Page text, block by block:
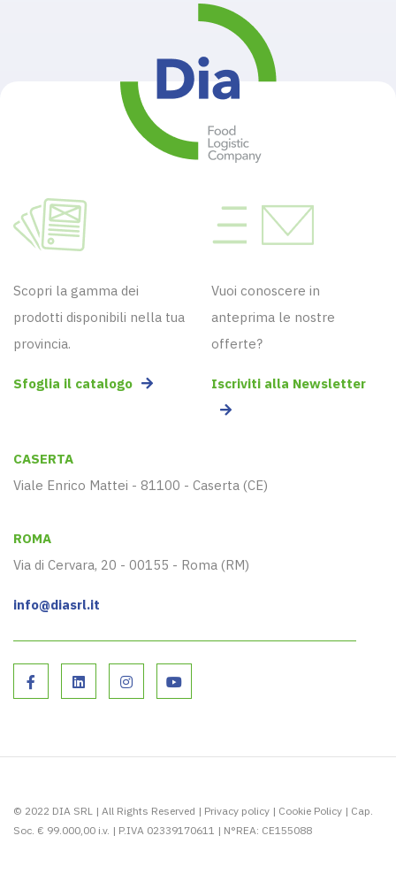
Scopri la gamma dei
prodotti disponibili nella tua
provincia.
Sfoglia il catalogo
Vuoi conoscere in
anteprima le nostre
offerte?
Iscriviti alla Newsletter
CASERTA
Viale Enrico Mattei - 81100 - Caserta (CE)
ROMA
Via di Cervara, 20 - 00155 - Roma (RM)
info@diasrl.it
© 2022 DIA SRL | All Rights Reserved | Privacy policy | Cookie Policy | Cap.
Soc. € 99.000,00 i.v. | P.IVA 02339170611 | N°REA: CE155088